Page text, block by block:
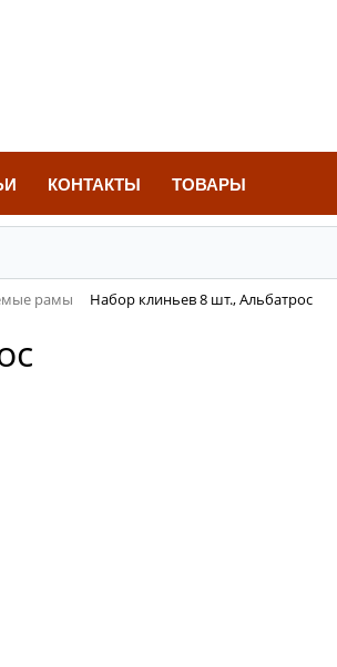
КОНТАКТЫ ТОВАРЫ
рамы Набор клиньев 8 шт., Альбатрос